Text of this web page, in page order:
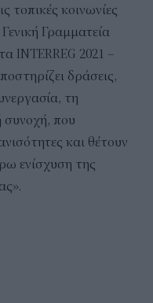
τοπικές κοινωνίες
Γραμματεία
INTERREG 2021 –
δράσεις,
τη
συνοχή, που
και θέτουν
ενίσχυση της